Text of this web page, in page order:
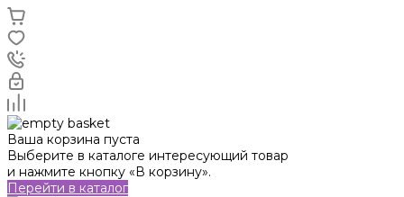
Ваша корзина пуста
Выберите в каталоге интересующий товар
и нажмите кнопку «В корзину».
Перейти в каталог